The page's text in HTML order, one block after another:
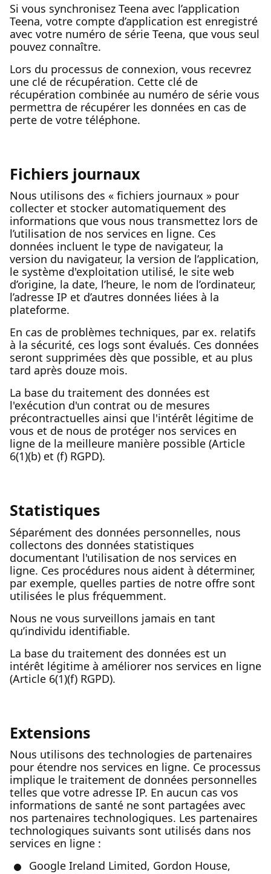
Si vous synchronisez Teena avec l’application
Teena, votre compte d’application est enregistré
avec votre numéro de série Teena, que vous seul
pouvez connaître.
Lors du processus de connexion, vous recevrez
une clé de récupération. Cette clé de
récupération combinée au numéro de série vous
permettra de récupérer les données en cas de
perte de votre téléphone.
Fichiers journaux
Nous utilisons des « fichiers journaux » pour
collecter et stocker automatiquement des
informations que vous nous transmettez lors de
l’utilisation de nos services en ligne. Ces
données incluent le type de navigateur, la
version du navigateur, la version de l’application,
le système d'exploitation utilisé, le site web
d’origine, la date, l’heure, le nom de l’ordinateur,
l’adresse IP et d’autres données liées à la
plateforme.
En cas de problèmes techniques, par ex. relatifs
à la sécurité, ces logs sont évalués. Ces données
seront supprimées dès que possible, et au plus
tard après douze mois.
La base du traitement des données est
l'exécution d'un contrat ou de mesures
précontractuelles ainsi que l'intérêt légitime de
vous et de nous de protéger nos services en
ligne de la meilleure manière possible (Article
6(1)(b) et (f) RGPD).
Statistiques
Séparément des données personnelles, nous
collectons des données statistiques
documentant l'utilisation de nos services en
ligne. Ces procédures nous aident à déterminer,
par exemple, quelles parties de notre offre sont
utilisées le plus fréquemment.
Nous ne vous surveillons jamais en tant
qu’individu identifiable.
La base du traitement des données est un
intérêt légitime à améliorer nos services en ligne
(Article 6(1)(f) RGPD).
Extensions
Nous utilisons des technologies de partenaires
pour étendre nos services en ligne. Ce processus
implique le traitement de données personnelles
telles que votre adresse IP. En aucun cas vos
informations de santé ne sont partagées avec
nos partenaires technologiques. Les partenaires
technologiques suivants sont utilisés dans nos
services en ligne :
Google Ireland Limited, Gordon House,